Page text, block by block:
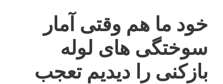
خود ما هم وقتی آمار
سوختگی های لوله
بازکنی را دیدیم تعجب